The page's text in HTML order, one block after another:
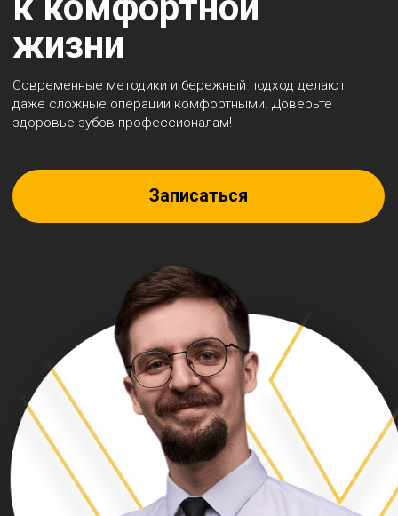
здоровье зубов профессионалам!
5.0 ГГ
АА
ЕК
Средняя оценка
в 2ГИС 480+ оценок
Записаться